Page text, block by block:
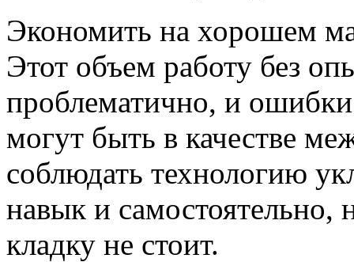
Экономить на хорошем
Этот объем работу без
проблематично, и
могут быть в качестве
соблюдать технологию
навык и самостоятельно,
кладку не стоит.